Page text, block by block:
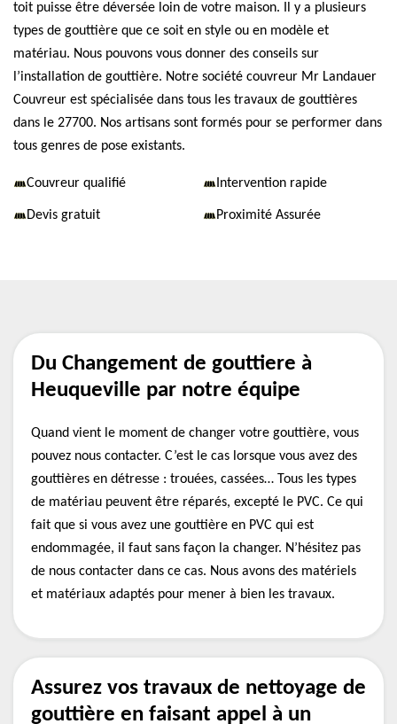
toit puisse être déversée loin de votre maison. Il y a plusieurs
types de gouttière que ce soit en style ou en modèle et
matériau. Nous pouvons vous donner des conseils sur
l’installation de gouttière. Notre société couvreur Mr Landauer
Couvreur est spécialisée dans tous les travaux de gouttières
dans le 27700. Nos artisans sont formés pour se performer dans
tous genres de pose existants.
Couvreur qualifié Intervention rapide
Devis gratuit Proximité Assurée
Du Changement de gouttiere à
Heuqueville par notre équipe
Quand vient le moment de changer votre gouttière, vous
pouvez nous contacter. C’est le cas lorsque vous avez des
gouttières en détresse : trouées, cassées… Tous les types
de matériau peuvent être réparés, excepté le PVC. Ce qui
fait que si vous avez une gouttière en PVC qui est
endommagée, il faut sans façon la changer. N’hésitez pas
de nous contacter dans ce cas. Nous avons des matériels
et matériaux adaptés pour mener à bien les travaux.
Assurez vos travaux de nettoyage de
gouttière en faisant appel à un